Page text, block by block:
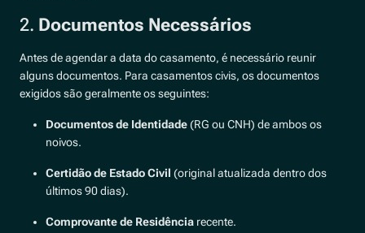
2. Documentos Necessários
Antes de agendar a data do casamento, é necessário reunir
alguns documentos. Para casamentos civis, os documentos
exigidos são geralmente os seguintes:
Documentos de Identidade(RG ou CNH) de ambos os
noivos.
Certidão de Estado Civil (original atualizada dentro dos
últimos 90 dias).
Comprovante de Residência recente.